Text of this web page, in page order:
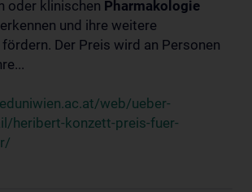
oder klinischen Pharmakologie
und ihre weitere
Der Preis wird an Personen
web/ueber-
heribert-konzett-preis-fuer-